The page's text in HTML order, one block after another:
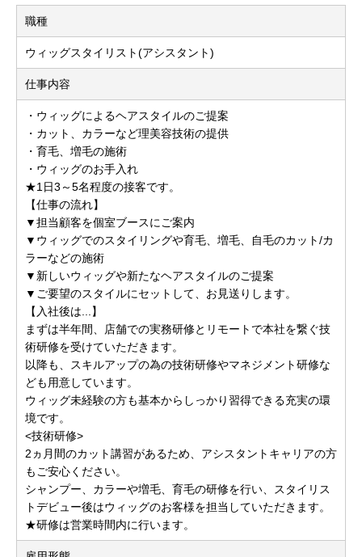
職種
ウィッグスタイリスト(アシスタント)
仕事内容
・ウィッグによるヘアスタイルのご提案
・カット、カラーなど理美容技術の提供
・育毛、増毛の施術
・ウィッグのお手入れ
★1日3～5名程度の接客です。
【仕事の流れ】
▼担当顧客を個室ブースにご案内
▼ウィッグでのスタイリングや育毛、増毛、自毛のカット/カ
ラーなどの施術
▼新しいウィッグや新たなヘアスタイルのご提案
▼ご要望のスタイルにセットして、お見送りします。
【入社後は...】
まずは半年間、店舗での実務研修とリモートで本社を繋ぐ技
術研修を受けていただきます。
以降も、スキルアップの為の技術研修やマネジメント研修な
ども用意しています。
ウィッグ未経験の方も基本からしっかり習得できる充実の環
境です。
<技術研修>
2ヵ月間のカット講習があるため、アシスタントキャリアの方
もご安心ください。
シャンプー、カラーや増毛、育毛の研修を行い、スタイリス
トデビュー後はウィッグのお客様を担当していただきます。
★研修は営業時間内に行います。